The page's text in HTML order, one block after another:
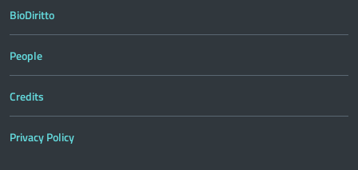
BioDiritto
People
Credits
Privacy Policy